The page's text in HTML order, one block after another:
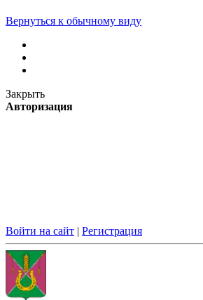
Вернуться к обычному виду
Закрыть
Авторизация
Войти на сайт | Регистрация